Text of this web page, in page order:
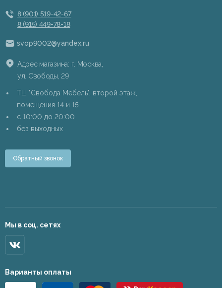
8 (901) 519-42-67
8 (915) 449-78-18
svop9002@yandex.ru
Адрес магазина: г. Москва,
ул. Свободы, 29
ТЦ "Свобода Мебель", второй этаж,
помещения 14 и 15
c 10:00 до 20:00
без выходных
Обратный звонок
Мы в соц. сетях
Варианты оплаты